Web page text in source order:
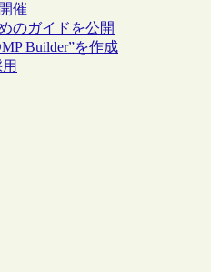
催
のガイドを公開
Builder”を作成